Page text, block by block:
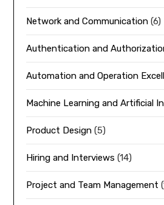
Network and Communication (6)
Authentication and
Automation and Operation
Machine Learning and Artificial
Product Design (5)
Hiring and Interviews (14)
Project and Team Management